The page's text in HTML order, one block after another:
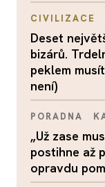
CIVILIZACE
Deset
bizárů.
peklem
není)
PORADNA
„Už zase
postihne až
opravdu